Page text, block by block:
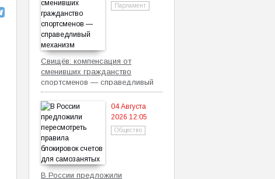
Парламент
Свищёв: компенсация от
сменивших гражданство
спортсменов — справедливый
механизм
04 Августа
2026 12:05
Общество
В России предложили